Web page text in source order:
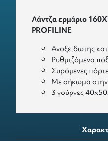
Λάντζα ερμάριο
PROFILINE
Ανοξείδωτης
Ρυθμιζόμενα
Συρόμενες
Με σήκωμα στην
3 γούρνες